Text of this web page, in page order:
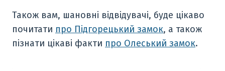
Також вам, шановні відвідувачі, буде цікаво
почитати про Підгорецький замок, а також
пізнати цікаві факти про Олеський замок.